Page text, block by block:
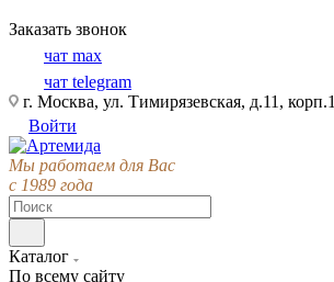
Заказать звонок
чат max
чат telegram
г. Москва, ул. Тимирязевская, д.11, корп.1
Войти
Мы работаем для Вас
с 1989 года
Каталог
По всему сайту